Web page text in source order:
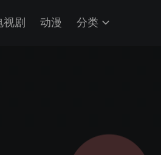
视剧 动漫 分类